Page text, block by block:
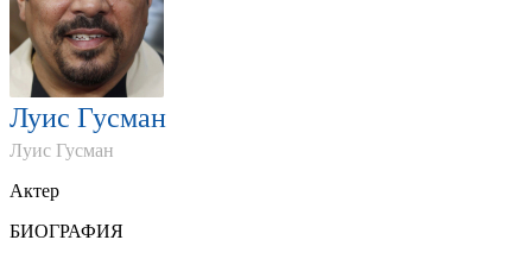
Луис Гусман
Луис Гусман
Актер
БИОГРАФИЯ